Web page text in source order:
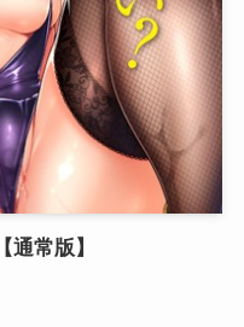
常版】